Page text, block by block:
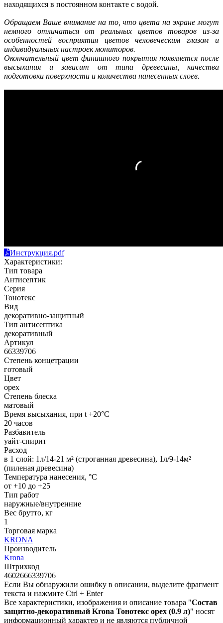
находящихся в постоянном контакте с водой.
Обращаем Ваше внимание на то, что цвета на экране могут
немного отличаться от реальных цветов товаров из-за
особенностей восприятия цветов человеческим глазом и
индивидуальных настроек мониторов.
Окончательный цвет финишного покрытия появляется после
высыхания и зависит от типа древесины, качества
подготовки поверхности и количества нанесенных слоев.
Инструкция.pdf
Характеристики:
Тип товара
Антисептик
Серия
Тонотекс
Вид
декоративно-защитный
Тип антисептика
декоративный
Артикул
66339706
Степень концетрации
готовый
Цвет
орех
Степень блеска
матовый
Время высыхания, при t +20°C
20 часов
Разбавитель
уайт-спирит
Расход
в 1 слой: 1л/14-21 м² (строганная древесина), 1л/9-14м²
(пиленая древесина)
Температура нанесения, °С
от +10 до +25
Тип работ
наружные/внутренние
Вес брутто, кг
1
Торговая марка
KRONA
Производитель
Krona
Штрихкод
4602666339706
Если Вы обнаружили ошибку в описании, выделите фрагмент
текста и нажмите Ctrl + Enter
Все характеристики, изображения и описание товара "Состав
защитно-декоративный Krona Тонотекс орех (0.9 л)" носят
информационный характер и не являются публичной